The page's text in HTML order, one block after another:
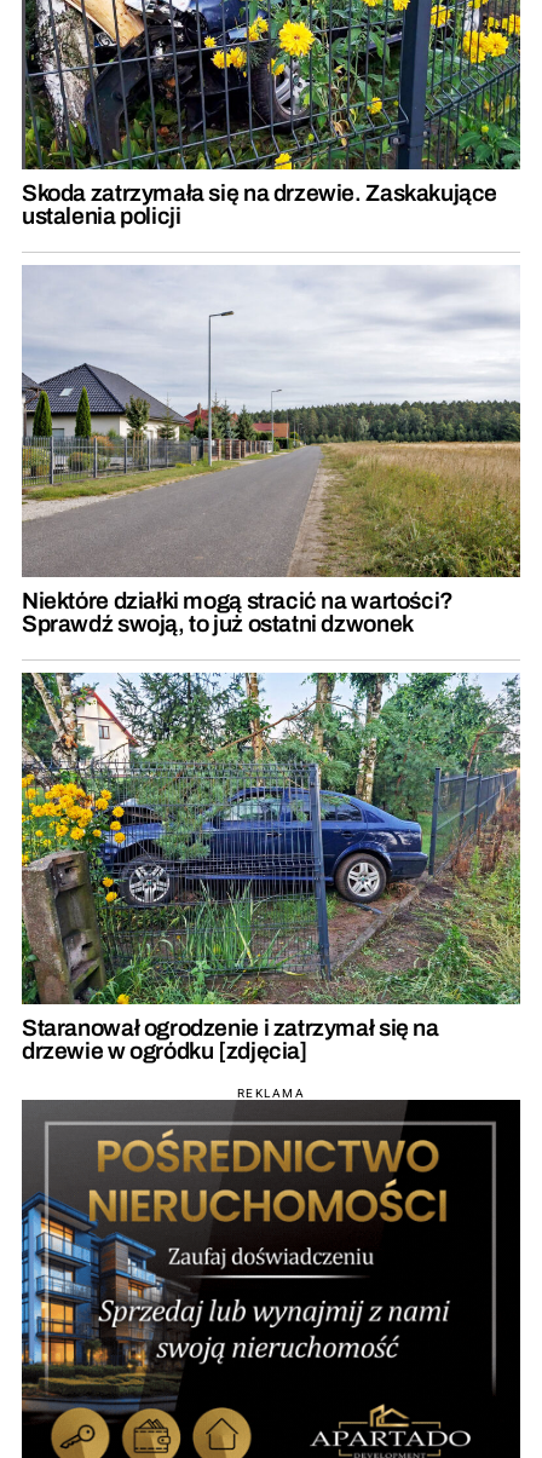
Skoda zatrzymała się na drzewie. Zaskakujące
ustalenia policji
Niektóre działki mogą stracić na wartości?
Sprawdź swoją, to już ostatni dzwonek
Staranował ogrodzenie i zatrzymał się na
drzewie w ogródku [zdjęcia]
REKLAMA